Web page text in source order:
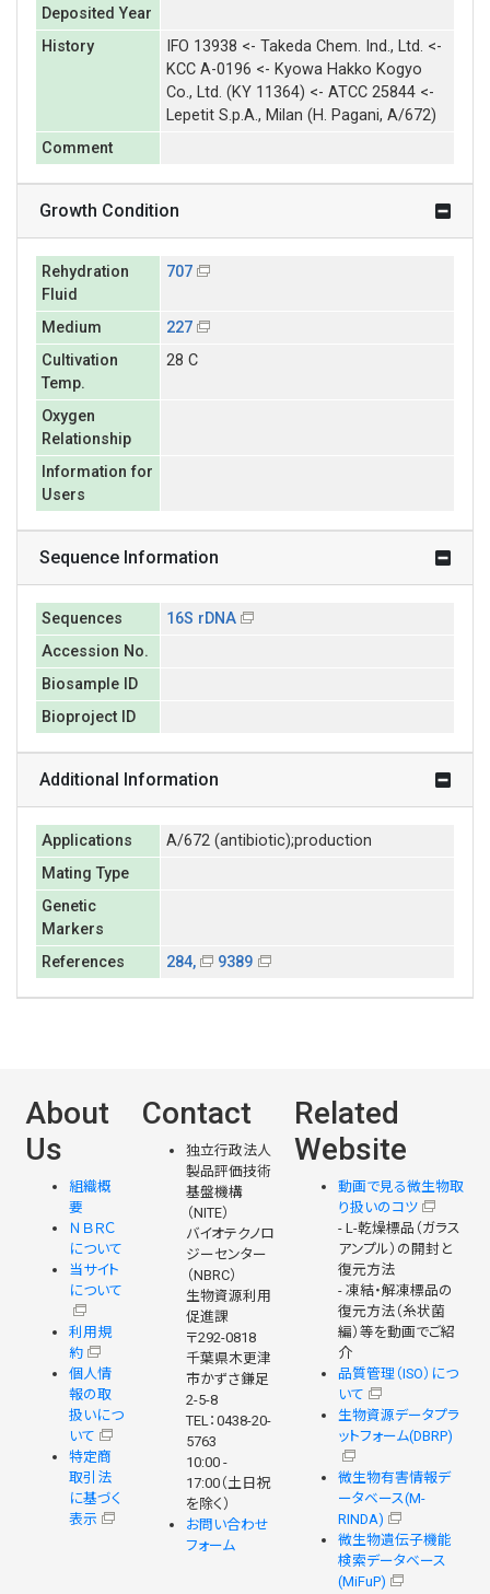
Deposited Year
History
IFO 13938 <- Takeda Chem. Ind., Ltd. <-
KCC A-0196 <- Kyowa Hakko Kogyo
Co., Ltd. (KY 11364) <- ATCC 25844 <-
Lepetit S.p.A., Milan (H. Pagani, A/672)
Comment
Growth Condition
Rehydration
Fluid
707
Medium
227
Cultivation
Temp.
28 C
Oxygen
Relationship
Information for
Users
Sequence Information
Sequences
16S rDNA
Accession No.
Biosample ID
Bioproject ID
Additional Information
Applications
A/672 (antibiotic);production
Mating Type
Genetic
Markers
References
284, 9389
About
Us
組織概
要
ＮＢＲＣ
について
当サイト
について
利用規
約
個人情
報の取
扱いにつ
いて
特定商
取引法
に基づく
表示
Contact
独立行政法人
製品評価技術
基盤機構
（NITE）
バイオテクノロ
ジーセンター
（NBRC）
生物資源利用
促進課
〒292-0818
千葉県木更津
市かずさ鎌足
2-5-8
TEL：0438-20-
5763
10:00 -
17:00（土日祝
を除く）
お問い合わせ
フォーム
Related
Website
動画で見る微生物取
り扱いのコツ
- L-乾燥標品（ガラス
アンプル）の開封と
復元方法
- 凍結・解凍標品の
復元方法（糸状菌
編）等を動画でご紹
介
品質管理（ISO）につ
いて
生物資源データプラ
ットフォーム(DBRP)
微生物有害情報デ
ータベース(M-
RINDA)
微生物遺伝子機能
検索データベース
(MiFuP)